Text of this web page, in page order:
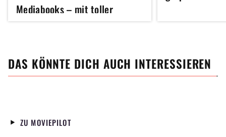
Mediabooks – mit toller
Ausstattung
DAS KÖNNTE DICH AUCH INTERESSIEREN
ZU MOVIEPILOT